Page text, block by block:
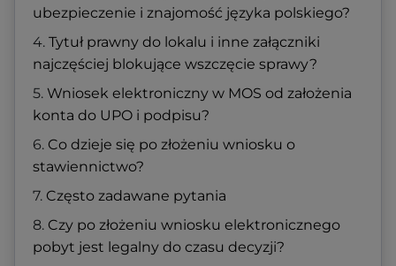
ubezpieczenie i znajomość języka polskiego?
Tytuł prawny do lokalu i inne załączniki
najczęściej blokujące wszczęcie sprawy?
Wniosek elektroniczny w MOS od założenia
konta do UPO i podpisu?
Co dzieje się po złożeniu wniosku o
stawiennictwo?
Często zadawane pytania
Czy po złożeniu wniosku elektronicznego
pobyt jest legalny do czasu decyzji?